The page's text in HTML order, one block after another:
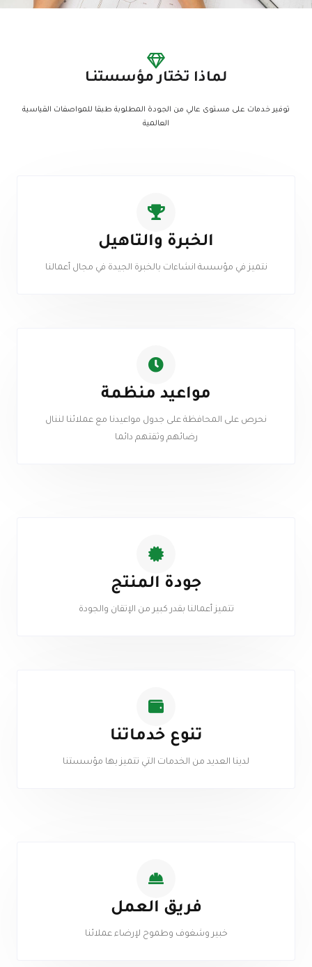
لماذا تختار مؤسستنـا
توفير خدمات على مستوى عالي من الجودة المطلوبة طبقا للمواصفات القياسية
العالمية
الخبرة والتاهيل
نتميز في مؤسسة انشاءات بالخبرة الجيدة في مجال أعمالنا
مواعيد منظمة
نحرص على المحافظة على جدول مواعيدنا مع عملائنا لننال
رضائهم وثقتهم دائما
جودة المنتج
تتميز أعمالنا بقدر كبير من الإتقان والجودة
تنوع خدماتنا
لدينا العديد من الخدمات التي تتميز بها مؤسستنا
فريق العمل
خبير وشغوف وطموح لإرضاء عملائنا